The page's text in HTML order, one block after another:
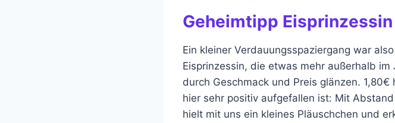
Geheimtipp Eisprinzessin
Ein kleiner Verdauungsspaziergang war
Eisprinzessin, die etwas mehr außerhalb
durch Geschmack und Preis glänzen. 1,80€
hier sehr positiv aufgefallen ist: Mit
hielt mit uns ein kleines Pläuschchen und